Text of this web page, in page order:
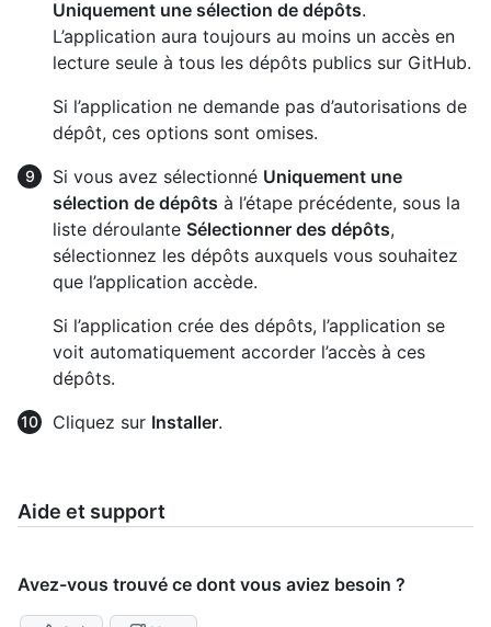
Uniquement une sélection de dépôts.
L’application aura toujours au moins un accès en
lecture seule à tous les dépôts publics sur GitHub.
Si l’application ne demande pas d’autorisations de
dépôt, ces options sont omises.
Si vous avez sélectionné Uniquement une
sélection de dépôts à l’étape précédente, sous la
liste déroulante Sélectionner des dépôts,
sélectionnez les dépôts auxquels vous souhaitez
que l’application accède.
Si l’application crée des dépôts, l’application se
voit automatiquement accorder l’accès à ces
dépôts.
Cliquez sur Installer.
Aide et support
Avez-vous trouvé ce dont vous aviez besoin ?